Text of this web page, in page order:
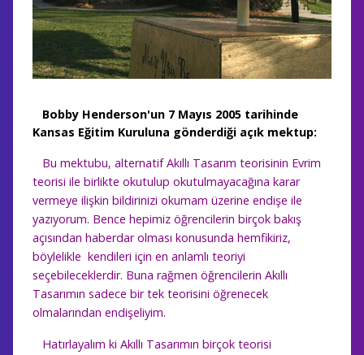
Bobby Henderson'un 7 Mayıs 2005 tarihinde
Kansas Eğitim Kuruluna gönderdiği açık mektup:
Bu mektubu, alternatif Akıllı Tasarım teorisinin Evrim
teorisi ile birlikte okutulup okutulmayacağına karar
vermeye ilişkin bildirinizi okumam üzerine endişe ile
yazıyorum. Bence hepimiz öğrencilerin birçok bakış
açısından haberdar olması konusunda hemfikiriz,
böylelikle kendileri için en anlamlı teoriyi
seçebileceklerdir. Buna rağmen öğrencilerin Akıllı
Tasarımın sadece bir tek teorisini öğrenecek
olmalarından endişeliyim.
Hatırlayalım ki Akıllı Tasarımın birçok teorisi